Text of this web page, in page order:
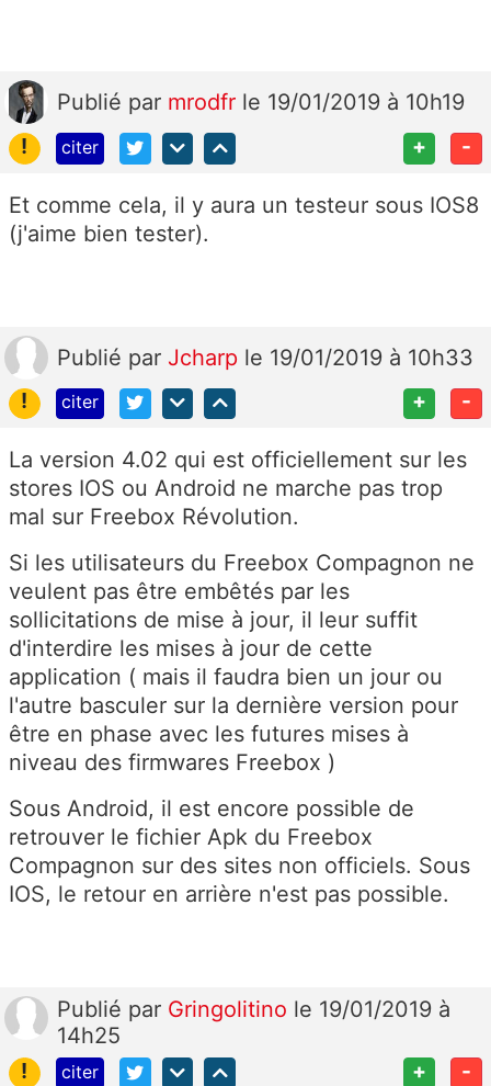
Publié par mrodfr le 19/01/2019 à 10h19
!
citer + -
Et comme cela, il y aura un testeur sous IOS8
(j'aime bien tester).
Publié par Jcharp le 19/01/2019 à 10h33
!
citer + -
La version 4.02 qui est officiellement sur les
stores IOS ou Android ne marche pas trop
mal sur Freebox Révolution.
Si les utilisateurs du Freebox Compagnon ne
veulent pas être embêtés par les
sollicitations de mise à jour, il leur suffit
d'interdire les mises à jour de cette
application ( mais il faudra bien un jour ou
l'autre basculer sur la dernière version pour
être en phase avec les futures mises à
niveau des firmwares Freebox )
Sous Android, il est encore possible de
retrouver le fichier Apk du Freebox
Compagnon sur des sites non officiels. Sous
IOS, le retour en arrière n'est pas possible.
Publié par Gringolitino le 19/01/2019 à
14h25
!
citer + -